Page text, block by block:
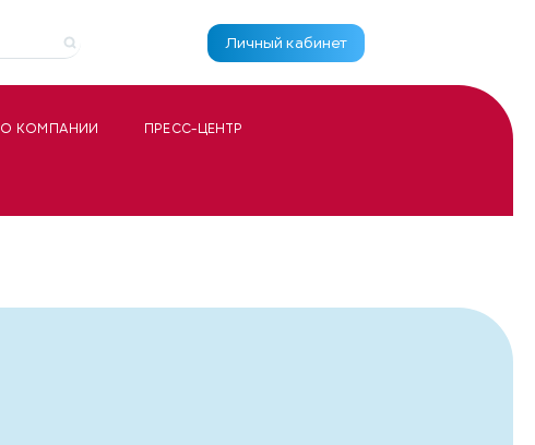
Личный кабинет
О КОМПАНИИ ПРЕСС-ЦЕНТР